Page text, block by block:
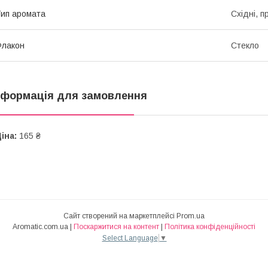
аромата Східні,
Стекло
для замовлення
165 ₴
Сайт створений на маркетплейсі Prom.ua
Aromatic.com.ua | Поскаржитися на контент | Політика конфіденційності
Select Language ▼